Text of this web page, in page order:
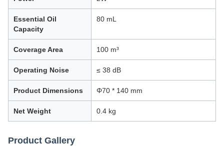
Essential Oil
Capacity
80 mL
Coverage Area 100 m³
Operating Noise ≤ 38 dB
Product Dimensions Φ70 * 140 mm
Net Weight 0.4 kg
Product Gallery